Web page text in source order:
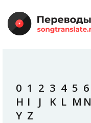
0 1 2 3 4 5 6
H I J K L M N
Y Z